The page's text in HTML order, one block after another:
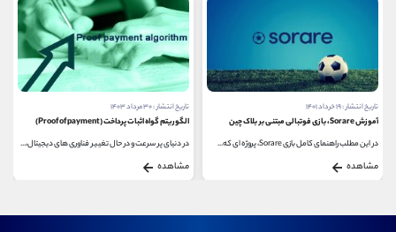
تاریخ انتشار : ۳۰ مرداد ۱۴۰۳
الگوریتم گواه اثبات پرداخت (Proof of payment)
در دنیای پر سرعت و در حال تغییر فناوری های دیجیتال،...
مشاهده
تاریخ انتشار : ۱۰ آذر ۱۴۰۳
بیت کوین دارک (BitcoinDark)
بیت کوین دارک، یک ارز دیجیتال غیرمتمرکز است که...
مشاهده